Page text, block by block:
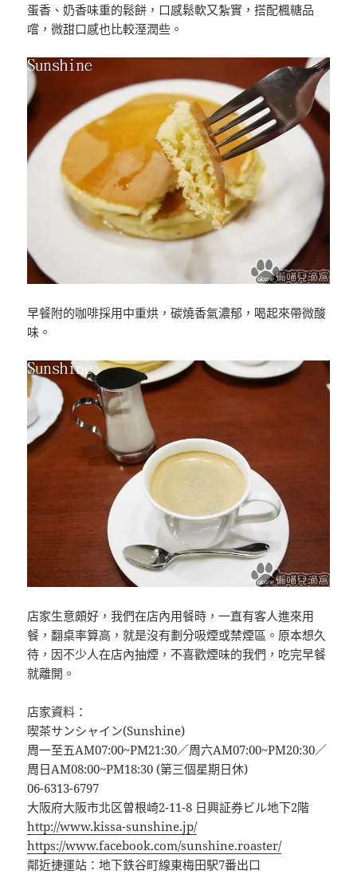
蛋香、奶香味重的鬆餅，口感鬆軟又紮實，搭配楓糖品
嚐，微甜口感也比較溼潤些。
早餐附的咖啡採用中重烘，碳燒香氣濃郁，喝起來帶微酸
味。
店家生意頗好，我們在店內用餐時，一直有客人進來用
餐，翻桌率算高，就是沒有劃分吸煙或禁煙區。原本想久
待，因不少人在店內抽煙，不喜歡煙味的我們，吃完早餐
就離開。
店家資料：
喫茶サンシャイン(Sunshine)
周一至五AM07:00~PM21:30／周六AM07:00~PM20:30／
周日AM08:00~PM18:30 (第三個星期日休)
06-6313-6797
大阪府大阪市北区曽根崎2-11-8 日興証券ビル地下2階
http://www.kissa-sunshine.jp/
https://www.facebook.com/sunshine.roaster/
鄰近捷運站：地下鉄谷町線東梅田駅7番出口